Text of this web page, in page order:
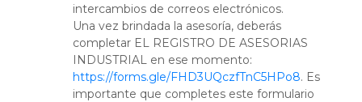
intercambios de correos electrónicos.
Una vez brindada la asesoría, deberás
completar EL REGISTRO DE ASESORIAS
INDUSTRIAL en ese momento:
https://forms.gle/FHD3UQczfTnC5HPo8. Es
importante que completes este formulario